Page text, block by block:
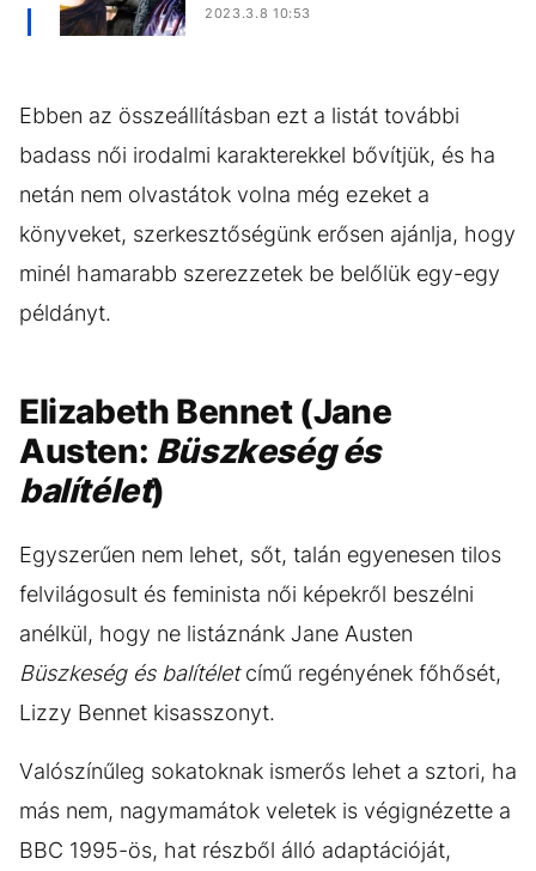
2023.3.8 10:53
Ebben az összeállításban ezt a listát további
badass női irodalmi karakterekkel bővítjük, és ha
netán nem olvastátok volna még ezeket a
könyveket, szerkesztőségünk erősen ajánlja, hogy
minél hamarabb szerezzetek be belőlük egy-egy
példányt.
Elizabeth Bennet (Jane
Austen: Büszkeség és
balítélet)
Egyszerűen nem lehet, sőt, talán egyenesen tilos
felvilágosult és feminista női képekről beszélni
anélkül, hogy ne listáznánk Jane Austen
Büszkeség és balítéletcímű regényének főhősét,
Lizzy Bennet kisasszonyt.
Valószínűleg sokatoknak ismerős lehet a sztori, ha
más nem, nagymamátok veletek is végignézette a
BBC 1995-ös, hat részből álló adaptációját,